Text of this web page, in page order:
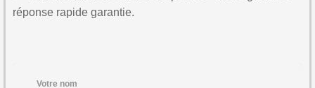
réponse rapide garantie.
Votre nom